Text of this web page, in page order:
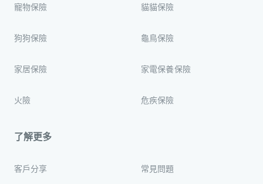
寵物保險 貓貓保險
狗狗保險 龜鳥保險
家居保險 家電保養保險
火險 危疾保險
了解更多
客戶分享 常見問題